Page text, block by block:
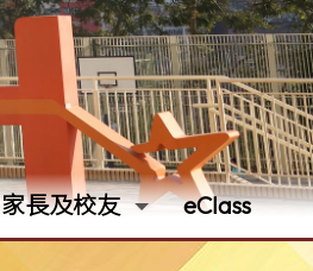
家長及校友 eClass